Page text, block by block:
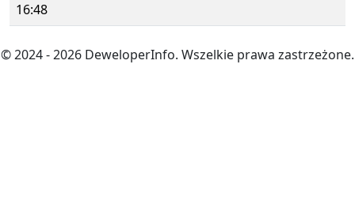
16:48
© 2024- 2026 DeweloperInfo. Wszelkie prawa zastrzeżone.